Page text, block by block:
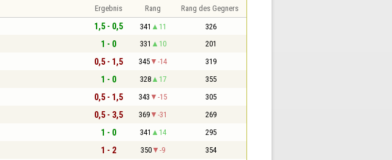
Ergebnis Rang Rang des Gegners
1,5 - 0,5 341 11 326
1 - 0 331 10 201
0,5 - 1,5 345 -14 319
1 - 0 328 17 355
0,5 - 1,5 343 -15 305
0,5 - 3,5 369 -31 269
1 - 0 341 14 295
1 - 2 350 -9 354